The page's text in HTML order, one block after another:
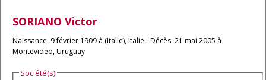
SORIANO Victor
Naissance: 9 février 1909 à (Italie), Italie - Décès: 21 mai 2005 à
Montevideo, Uruguay
Société(s)